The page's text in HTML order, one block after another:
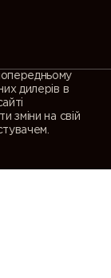
дилерів в
зміни на свій